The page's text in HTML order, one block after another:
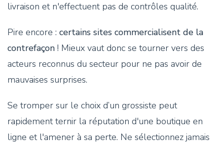
livraison et n'effectuent pas de contrôles qualité.
Pire encore : certains sites commercialisent de la
contrefaçon ! Mieux vaut donc se tourner vers des
acteurs reconnus du secteur pour ne pas avoir de
mauvaises surprises.
Se tromper sur le choix d’un grossiste peut
rapidement ternir la réputation d'une boutique en
ligne et l'amener à sa perte. Ne sélectionnez jamais